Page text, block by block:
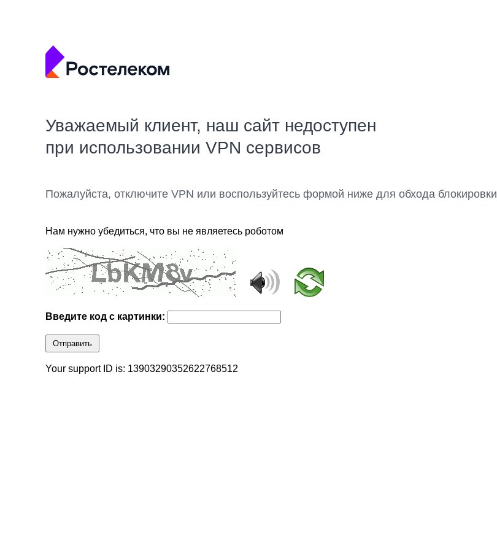
Уважаемый клиент, наш сайт недоступен
при использовании VPN сервисов
Пожалуйста, отключите VPN или воспользуйтесь формой ниже для обхода блокировки
Нам нужно убедиться, что вы не являетесь роботом
Введите код с картинки:
Отправить
Your support ID is: 13903290352622768512